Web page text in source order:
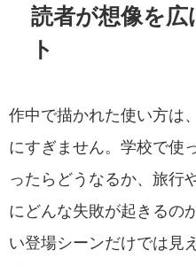
読者が想像を
ト
作中で描かれた使い方は
にすぎません。学校で使
ったらどうなるか、旅行
にどんな失敗が起きるの
い登場シーンだけでは見